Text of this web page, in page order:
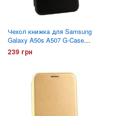
Чехол книжка для Samsung
Galaxy A50s A507 G-Case
Ranger Черный
239 грн